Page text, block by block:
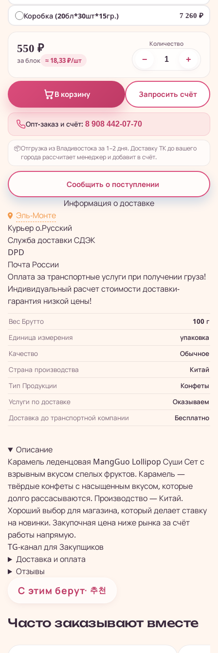
Коробка (20бл*30шт*15гр.) 7 260 ₽
550 ₽
за блок ≈ 18,33 ₽/шт
Количество
− +
В корзину Запросить счёт
Опт-заказ и счёт: 8 908 442-07-70
📦Отгрузка из Владивостока за 1–2 дня. Доставку ТК до вашего
города рассчитает менеджер и добавит в счёт.
Сообщить о поступлении
Информация о доставке
Эль-Монте
Курьер о.Русский
Служба доставки СДЭК
DPD
Почта России
Оплата за транспортные услуги при получении груза!
Индивидуальный расчет стоимости доставки-
гарантия низкой цены!
Вес Брутто
100 г
Единица измерения
упаковка
Качество
Обычное
Страна производства
Китай
Тип Продукции
Конфеты
Услуги по доставке
Оказываем
Доставка до транспортной компании
Бесплатно
Описание
Карамель леденцовая MangGuo Lollipop Суши Сет с
взрывным вкусом спелых фруктов. Карамель —
твёрдые конфеты с насыщенным вкусом, которые
долго рассасываются. Производство — Китай.
Хороший выбор для магазина, который делает ставку
на новинки. Закупочная цена ниже рынка за счёт
работы напрямую.
TG-канал для Закупщиков
Доставка и оплата
Отзывы
С этим берут· 추천
Часто заказывают вместе